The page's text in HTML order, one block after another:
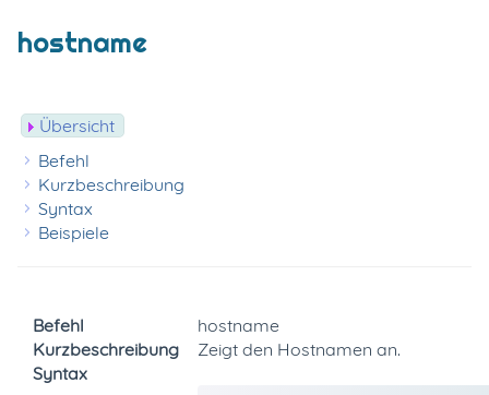
hostname
Übersicht
Befehl
Kurzbeschreibung
Syntax
Beispiele
Befehl
hostname
Kurzbeschreibung
Zeigt den Hostnamen an.
Syntax